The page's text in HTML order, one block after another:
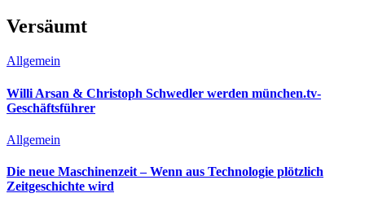
Versäumt
Allgemein
Willi Arsan & Christoph Schwedler werden münchen.tv-
Geschäftsführer
Allgemein
Die neue Maschinenzeit – Wenn aus Technologie plötzlich
Zeitgeschichte wird